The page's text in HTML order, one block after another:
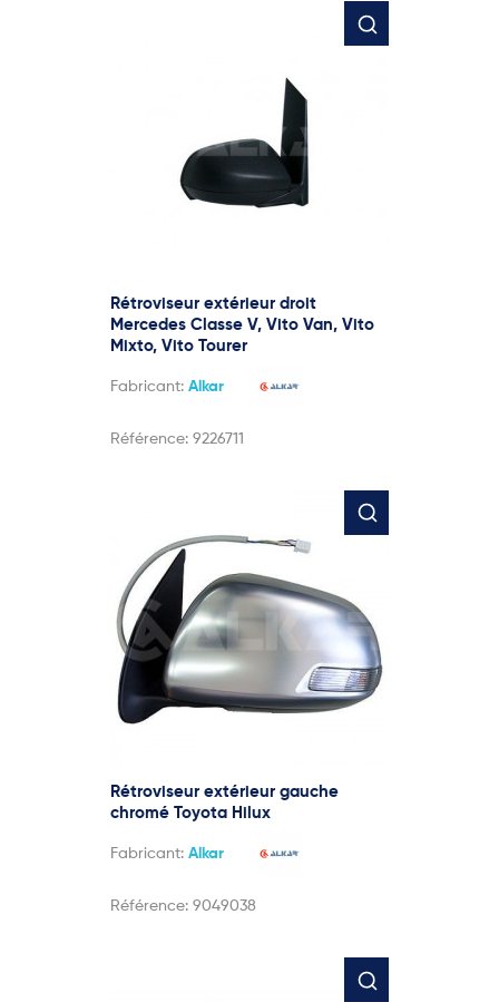
Rétroviseur extérieur droit
Mercedes Classe V, Vito Van, Vito
Mixto, Vito Tourer
Fabricant: Alkar
Référence: 9226711
Rétroviseur extérieur gauche
chromé Toyota Hilux
Fabricant: Alkar
Référence: 9049038